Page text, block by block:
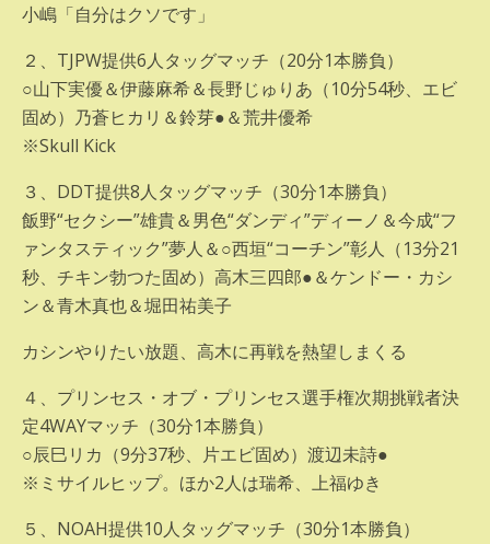
小嶋「自分はクソです」
２、TJPW提供6人タッグマッチ（20分1本勝負）
○山下実優＆伊藤麻希＆長野じゅりあ（10分54秒、エビ
固め）乃蒼ヒカリ＆鈴芽●＆荒井優希
※Skull Kick
３、DDT提供8人タッグマッチ（30分1本勝負）
飯野“セクシー”雄貴＆男色“ダンディ”ディーノ＆今成“フ
ァンタスティック”夢人＆○西垣“コーチン”彰人（13分21
秒、チキン勃つた固め）高木三四郎●＆ケンドー・カシ
ン＆青木真也＆堀田祐美子
カシンやりたい放題、高木に再戦を熱望しまくる
４、プリンセス・オブ・プリンセス選手権次期挑戦者決
定4WAYマッチ（30分1本勝負）
○辰巳リカ（9分37秒、片エビ固め）渡辺未詩●
※ミサイルヒップ。ほか2人は瑞希、上福ゆき
５、NOAH提供10人タッグマッチ（30分1本勝負）